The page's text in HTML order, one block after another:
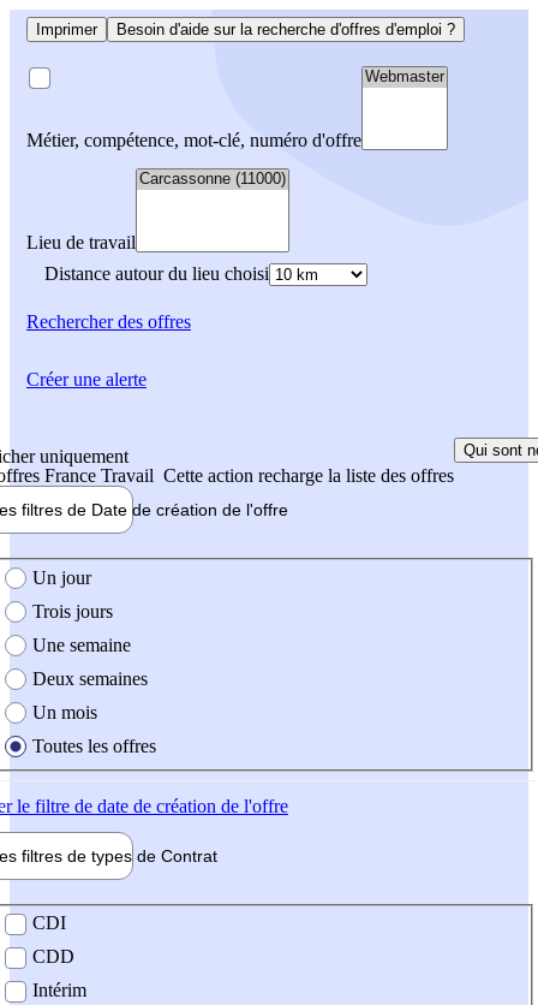
Imprimer Besoin d'aide sur la recherche d'offres d'emploi ?
Métier, compétence, mot-clé, numéro d'offre
Lieu de travail
Distance autour du lieu choisi
Rechercherdes offres
uniquement
France Travail Cette action recharge la liste des offres
Qui sont
filtres de Date de création de l'offre
création de l'offre
Un jour
Trois jours
Une semaine
Deux semaines
Un mois
Toutes les offres
le filtre de date de création de l'offre
filtres de types de Contrat
contrat
CDI
CDD
Intérim
Créer une alerte